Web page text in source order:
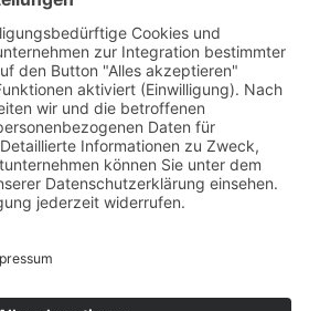
1038 & BYPASS
Sofort lieferbar